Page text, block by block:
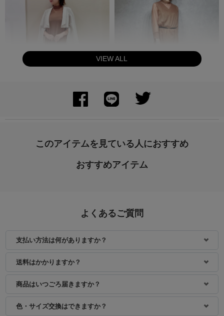
VIEW ALL
このアイテムを見ている人におすすめ
おすすめアイテム
よくあるご質問
支払い方法は何がありますか？
送料はかかりますか？
商品はいつごろ届きますか？
色・サイズ交換はできますか？